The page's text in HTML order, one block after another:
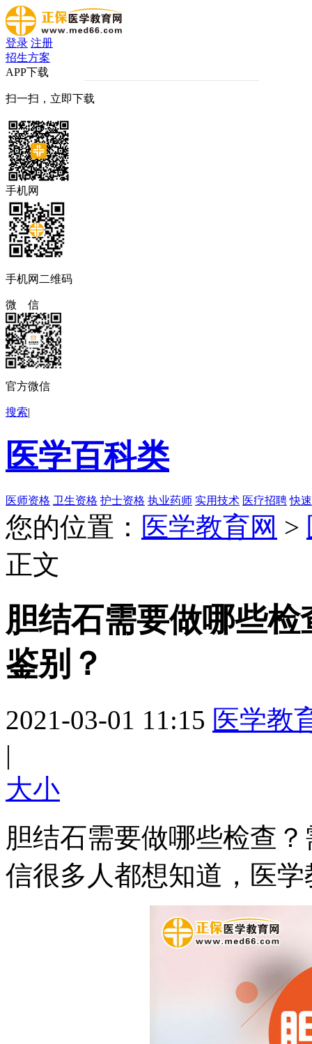
登录 注册
招生方案
APP下载
扫一扫，立即下载
手机网
手机网二维码
微 信
官方微信
搜索|
医学百科类
医师资格 卫生资格 护士资格 执业药师 实用技术 医疗招聘 快
您的位置： 医学教育网 >
正文
胆结石需要做哪些
鉴别？
2021-03-01 11:15 医学教
|
大小
胆结石需要做哪些检查
信很多人都想知道，医